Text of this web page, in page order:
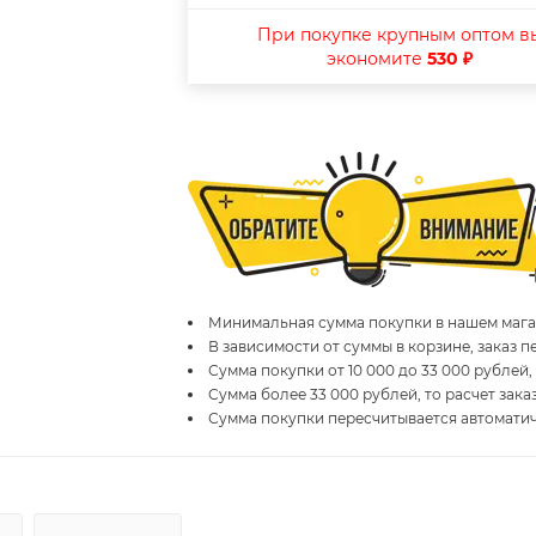
При покупке крупным оптом
экономите530 ₽
Минимальная сумма покупки в нашем
В зависимости от суммы в корзине, заказ
Сумма покупки от 10 000 до 33 000
Сумма более 33 000 рублей, то расчет
Сумма покупки пересчитывается